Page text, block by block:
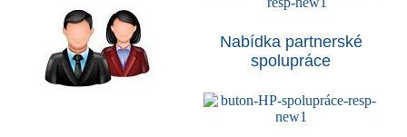
Nabídka partnerské
spolupráce